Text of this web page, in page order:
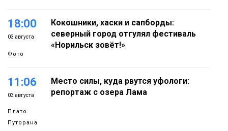
18:00
03 августа
Фото
Кокошники, хаски и сапборды:
северный город отгулял фестиваль
«Норильск зовёт!»
11:06
03 августа
Плато
Путорана
Место силы, куда рвутся уфологи:
репортаж с озера Лама